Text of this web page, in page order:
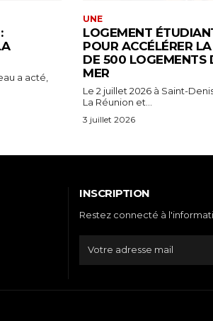
a acté,
UNE
LOGEMENT
POUR ACCÉLÉRER
DE 500 LOGEMENTS
MER
Le 2 juillet 2026 à Saint-
La Réunion et...
3 juillet 2026
INSCRIPTION
Restez connecté à